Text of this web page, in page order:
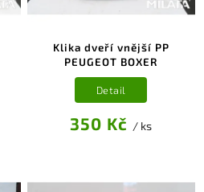
Klika dveří vnější PP
PEUGEOT BOXER
350 Kč / ks
Detail